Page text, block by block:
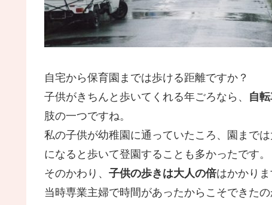
自宅から保育園までは歩ける距離ですか？
子供がきちんと歩いてくれる年ごろなら、 自
肢の一つですね。
私の子供が幼稚園に通っていたころ、園まで
になると歩いて登園することも多かったです。
そのかわり、 子供の歩きは大人の倍はかかりま
当時専業主婦で時間があったからこそできたの